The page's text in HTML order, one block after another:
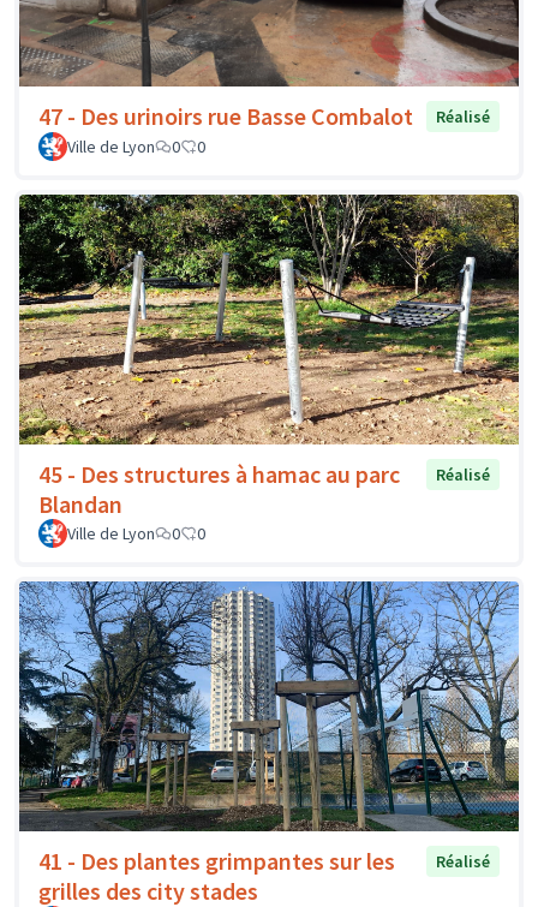
47 - Des urinoirs rue Basse Combalot
Réalisé
Ville de Lyon
0 0
45 - Des structures à hamac au parc
Blandan
Réalisé
Ville de Lyon 0 0
41 - Des plantes grimpantes sur les
grilles des city stades
Réalisé